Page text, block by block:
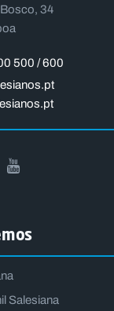
34
500 / 600
Salesiana